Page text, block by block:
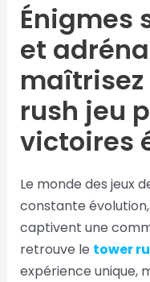
Énigmes
et
rush jeu
victoires
Le monde des jeux
constante
captivent une
retrouve le tower
expérience unique,